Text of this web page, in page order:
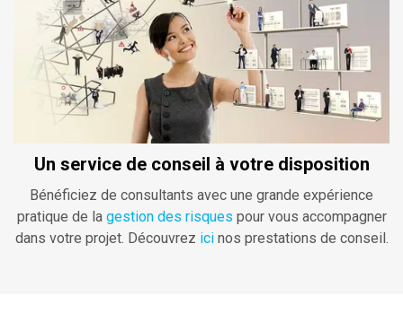
Un service de conseil à votre disposition
Bénéficiez de consultants avec une grande expérience
pratique de la gestion des risques pour vous accompagner
dans votre projet. Découvrez icinos prestations de conseil.